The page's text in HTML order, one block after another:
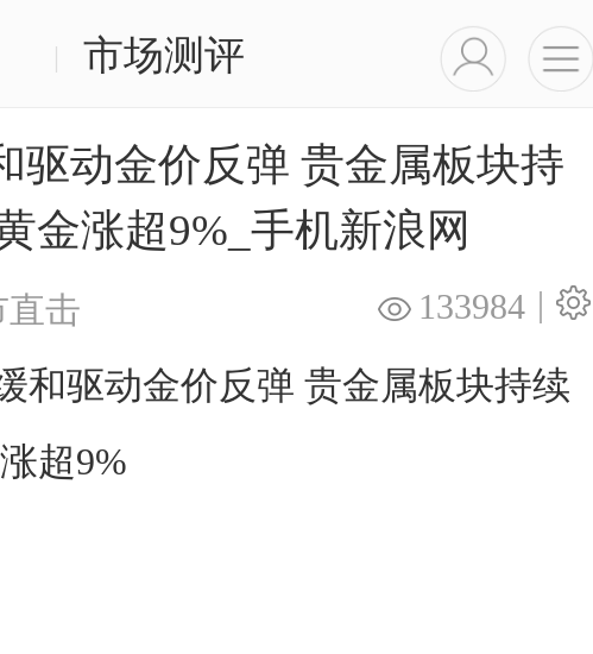
| 市场测评
驱动金价反弹 贵金属板块持
金涨超9%_手机新浪网
直击 |
133984
驱动金价反弹 贵金属板块持续
超9%